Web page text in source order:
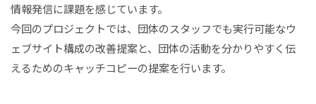
情報発信に課題を感じています。
今回のプロジェクトでは、団体のスタッフでも実行可能なウ
ェブサイト構成の改善提案と、団体の活動を分かりやすく伝
えるためのキャッチコピーの提案を行います。